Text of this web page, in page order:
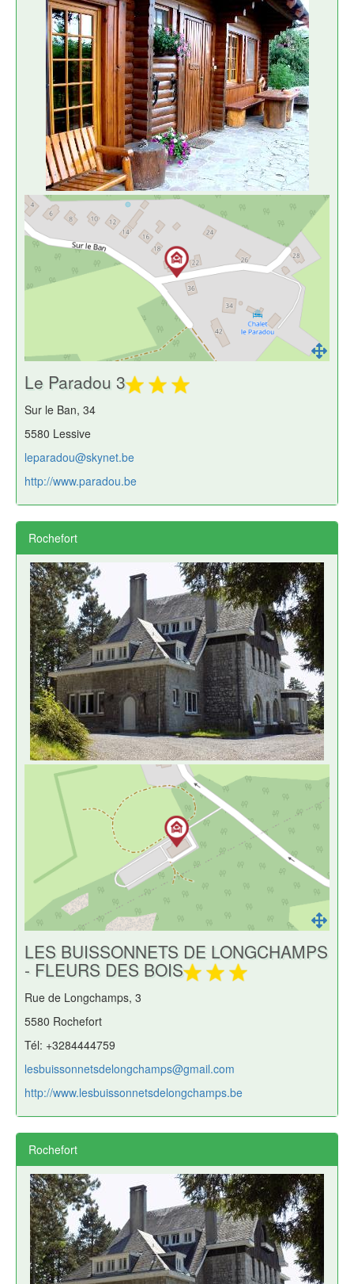
Le Paradou 3
Sur le Ban, 34
5580 Lessive
leparadou@skynet.be
http://www.paradou.be
Rochefort
LES BUISSONNETS DE LONGCHAMPS
- FLEURS DES BOIS
Rue de Longchamps, 3
5580 Rochefort
Tél: +3284444759
lesbuissonnetsdelongchamps@gmail.com
http://www.lesbuissonnetsdelongchamps.be
Rochefort